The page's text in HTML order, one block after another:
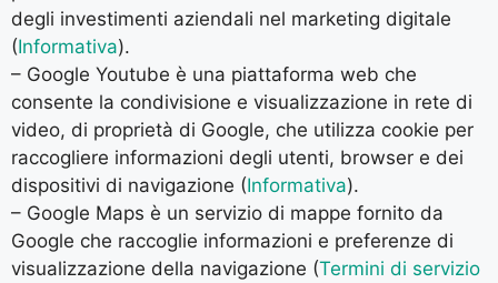
degli investimenti aziendali nel marketing digitale
(Informativa).
– Google Youtube è una piattaforma web che
consente la condivisione e visualizzazione in rete di
video, di proprietà di Google, che utilizza cookie per
raccogliere informazioni degli utenti, browser e dei
dispositivi di navigazione (Informativa).
– Google Maps è un servizio di mappe fornito da
Google che raccoglie informazioni e preferenze di
visualizzazione della navigazione (Termini di servizio